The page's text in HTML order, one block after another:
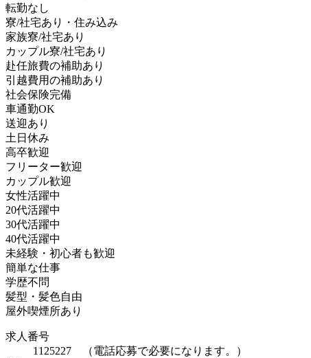
転勤なし
寮/社宅あり・住み込み
家族寮/社宅あり
カップル寮/社宅あり
赴任旅費の補助あり
引越費用の補助あり
社会保険完備
車通勤OK
送迎あり
土日休み
高卒歓迎
フリーター歓迎
カップル歓迎
女性活躍中
20代活躍中
30代活躍中
40代活躍中
未経験・初心者も歓迎
簡単な仕事
学歴不問
髪型・髪色自由
屋外喫煙所あり
求人番号
1125227 （電話応募で必要になります。）